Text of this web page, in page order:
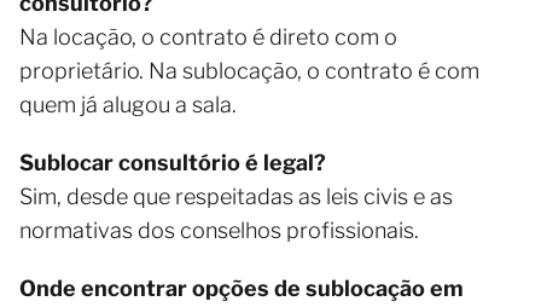
Na locação, o contrato é direto com o
proprietário. Na sublocação, o contrato é com
quem já alugou a sala.
Sublocar consultório é legal?
Sim, desde que respeitadas as leis civis e as
normativas dos conselhos profissionais.
Onde encontrar opções de sublocação em